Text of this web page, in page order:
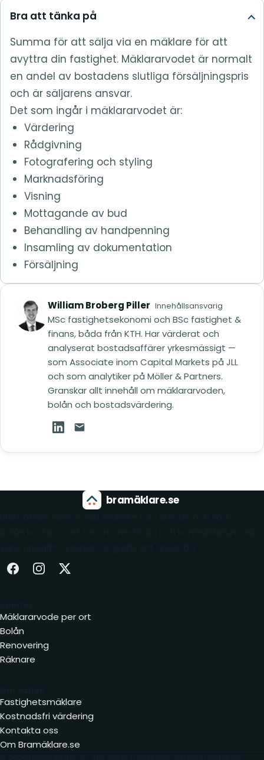
Bra att tänka på
Summa för att sälja via en mäklare för att
avyttra din fastighet. Mäklararvodet är normalt
en andel av bostadens slutliga försäljningspris
och är säljarens ansvar.
Det som ingår i mäklararvodet är:
Värdering
Rådgivning
Fotografering och styling
Marknadsföring
Visning
Mottagande av bud
Behandling av handpenning
Insamling av dokumentation
Försäljning
William Broberg Piller Innehållsansvarig
MSc fastighetsekonomi och BSc fastighet &
finans, båda från KTH. Har värderat och
analyserat bostadsaffärer yrkesmässigt —
som Associate inom Capital Markets på JLL
och som analytiker på Möller & Partners.
Granskar allt innehåll om mäklararvoden,
bolån och bostadsvärdering.
William Broberg Piller på LinkedIn (öppnas i
Mejla William Broberg Piller
bramäklare.se
Facebook (öppnas i ny flik)
Instagram (öppnas i ny flik)
X (öppnas i ny flik)
Mäklararvode per ort
Bolån
Renovering
Räknare
Fastighetsmäklare
Kostnadsfri värdering
Kontakta oss
Om Bramäklare.se